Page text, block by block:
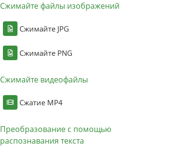
Сжимайте файлы изображений
Сжимайте JPG
Сжимайте PNG
Сжимайте видеофайлы
Сжатие MP4
Преобразование с помощью
распознавания текста